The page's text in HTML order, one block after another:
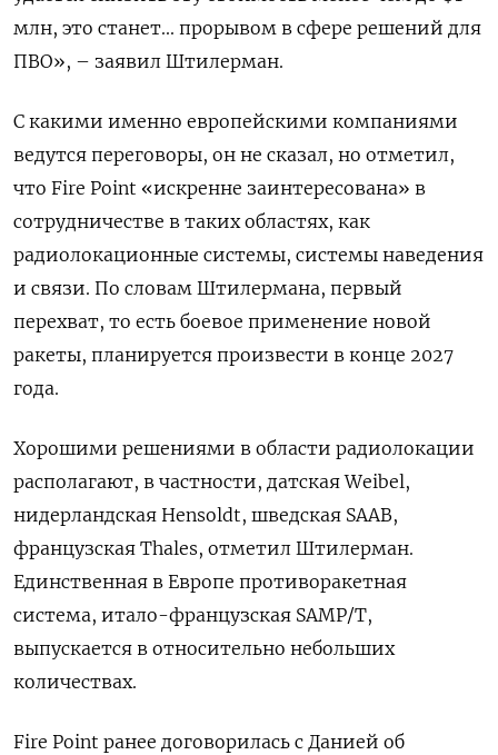
млн, это станет... прорывом в сфере решений для
ПВО», – заявил Штилерман.
С какими именно европейскими компаниями
ведутся переговоры, он не сказал, но отметил,
что Fire Point «искренне заинтересована» в
сотрудничестве в таких областях, как
радиолокационные системы, системы наведения
и связи. По словам Штилермана, первый
перехват, то есть боевое применение новой
ракеты, планируется произвести в конце 2027
года.
Хорошими решениями в области радиолокации
располагают, в частности, датская Weibel,
нидерландская Hensoldt, шведская SAAB,
французская Thales, отметил Штилерман.
Единственная в Европе противоракетная
система, итало-французская SAMP/T,
выпускается в относительно небольших
количествах.
Fire Point ранее договорилась с Данией об